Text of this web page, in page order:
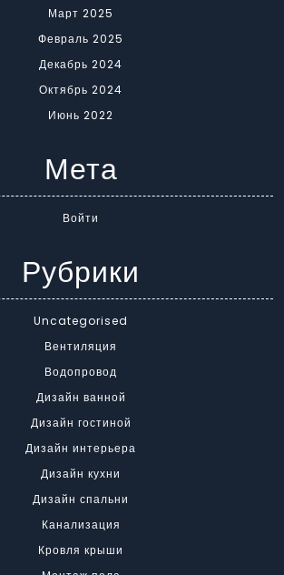
Март 2025
Февраль 2025
Декабрь 2024
Октябрь 2024
Июнь 2022
Мета
Войти
Рубрики
Uncategorised
Вентиляция
Водопровод
Дизайн ванной
Дизайн гостиной
Дизайн интерьера
Дизайн кухни
Дизайн спальни
Канализация
Кровля крыши